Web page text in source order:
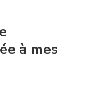
à mes